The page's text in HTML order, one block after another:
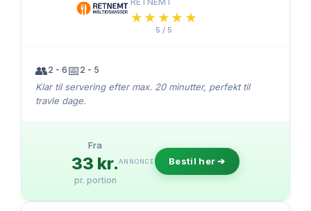
★★★★★
★★★★★
5 / 5
👥2 - 6 📅 2 - 5
Klar til servering efter max. 20 minutter, perfekt til
travle dage.
Fra
33 kr.
pr. portion
ANNONCE Bestil her ➔